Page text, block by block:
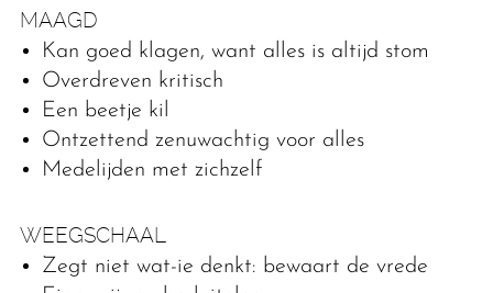
MAAGD
Kan goed klagen, want alles is altijd stom
Overdreven kritisch
Een beetje kil
Ontzettend zenuwachtig voor alles
Medelijden met zichzelf
WEEGSCHAAL
Zegt niet wat-ie denkt: bewaart de vrede